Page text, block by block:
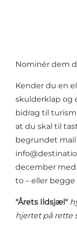
Nominér dem
Kender du en
skulderklap og
bidrag til
at du skal til
begrundet
december
to – eller begge
"Årets Ildsjæl"
hjertet på rette